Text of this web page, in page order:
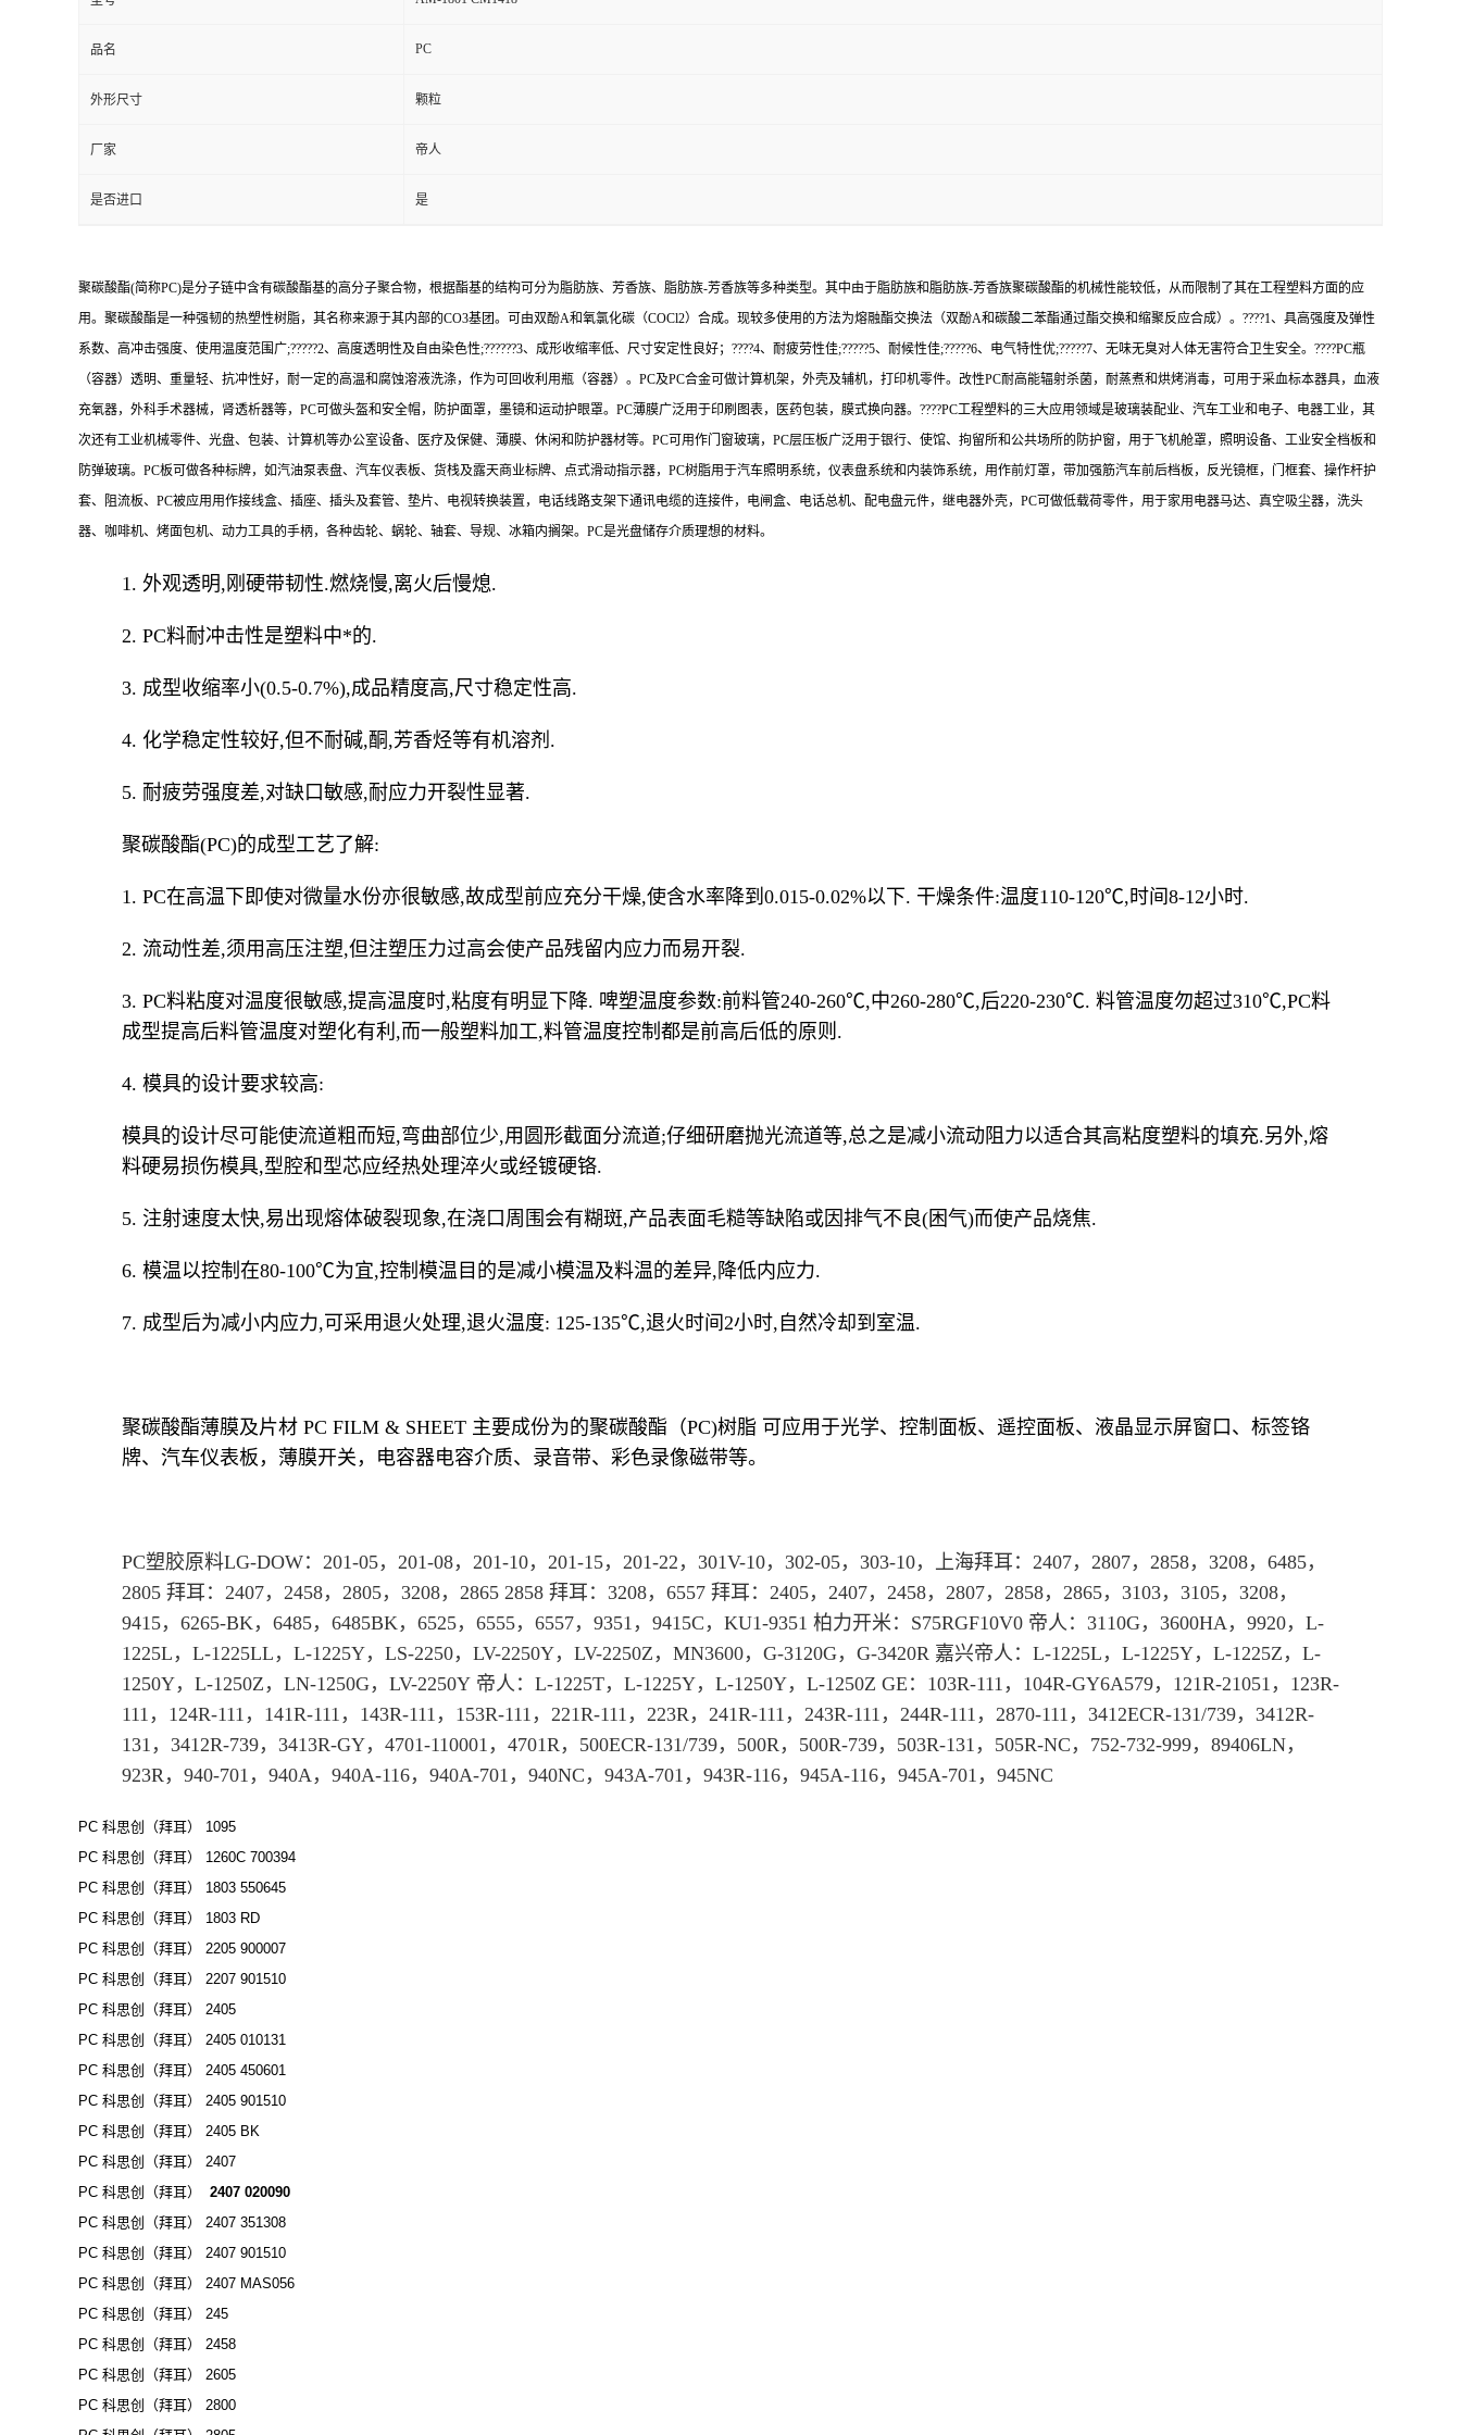
品名 PC
外形尺寸 颗粒
厂家 帝人
是否进口 是
聚碳酸酯(简称PC)是分子链中含有碳酸酯基的高分子聚合物，根据酯基的结构可分为脂肪族、芳香族、脂肪族-芳香族等多种类型。其中由于脂肪族和脂肪族-芳香族聚碳酸酯的机械性能较低，从而限制了其在工程塑料方面的应
用。聚碳酸酯是一种强韧的热塑性树脂，其名称来源于其内部的CO3基团。可由双酚A和氧氯化碳（COCl2）合成。现较多使用的方法为熔融酯交换法（双酚A和碳酸二苯酯通过酯交换和缩聚反应合成）。????1、具高强度及弹性
系数、高冲击强度、使用温度范围广;?????2、高度透明性及自由染色性;??????3、成形收缩率低、尺寸安定性良好；????4、耐疲劳性佳;?????5、耐候性佳;?????6、电气特性优;?????7、无味无臭对人体无害符合卫生安全。????PC瓶
（容器）透明、重量轻、抗冲性好，耐一定的高温和腐蚀溶液洗涤，作为可回收利用瓶（容器）。PC及PC合金可做计算机架，外壳及辅机，打印机零件。改性PC耐高能辐射杀菌，耐蒸煮和烘烤消毒，可用于采血标本器具，血液
充氧器，外科手术器械，肾透析器等，PC可做头盔和安全帽，防护面罩，墨镜和运动护眼罩。PC薄膜广泛用于印刷图表，医药包装，膜式换向器。????PC工程塑料的三大应用领域是玻璃装配业、汽车工业和电子、电器工业，其
次还有工业机械零件、光盘、包装、计算机等办公室设备、医疗及保健、薄膜、休闲和防护器材等。PC可用作门窗玻璃，PC层压板广泛用于银行、使馆、拘留所和公共场所的防护窗，用于飞机舱罩，照明设备、工业安全档板和
防弹玻璃。PC板可做各种标牌，如汽油泵表盘、汽车仪表板、货栈及露天商业标牌、点式滑动指示器，PC树脂用于汽车照明系统，仪表盘系统和内装饰系统，用作前灯罩，带加强筋汽车前后档板，反光镜框，门框套、操作杆护
套、阻流板、PC被应用用作接线盒、插座、插头及套管、垫片、电视转换装置，电话线路支架下通讯电缆的连接件，电闸盒、电话总机、配电盘元件，继电器外壳，PC可做低载荷零件，用于家用电器马达、真空吸尘器，洗头
器、咖啡机、烤面包机、动力工具的手柄，各种齿轮、蜗轮、轴套、导规、冰箱内搁架。PC是光盘储存介质理想的材料。
1. 外观透明,刚硬带韧性.燃烧慢,离火后慢熄.
2. PC料耐冲击性是塑料中*的.
3. 成型收缩率小(0.5-0.7%),成品精度高,尺寸稳定性高.
4. 化学稳定性较好,但不耐碱,酮,芳香烃等有机溶剂.
5. 耐疲劳强度差,对缺口敏感,耐应力开裂性显著.
聚碳酸酯(PC)的成型工艺了解:
1. PC在高温下即使对微量水份亦很敏感,故成型前应充分干燥,使含水率降到0.015-0.02%以下. 干燥条件:温度110-120℃,时间8-12小时.
2. 流动性差,须用高压注塑,但注塑压力过高会使产品残留内应力而易开裂.
3. PC料粘度对温度很敏感,提高温度时,粘度有明显下降. 啤塑温度参数:前料管240-260℃,中260-280℃,后220-230℃. 料管温度勿超过310℃,PC料
成型提高后料管温度对塑化有利,而一般塑料加工,料管温度控制都是前高后低的原则.
4. 模具的设计要求较高:
模具的设计尽可能使流道粗而短,弯曲部位少,用圆形截面分流道;仔细研磨抛光流道等,总之是减小流动阻力以适合其高粘度塑料的填充.另外,熔
料硬易损伤模具,型腔和型芯应经热处理淬火或经镀硬铬.
5. 注射速度太快,易出现熔体破裂现象,在浇口周围会有糊斑,产品表面毛糙等缺陷或因排气不良(困气)而使产品烧焦.
6. 模温以控制在80-100℃为宜,控制模温目的是减小模温及料温的差异,降低内应力.
7. 成型后为减小内应力,可采用退火处理,退火温度: 125-135℃,退火时间2小时,自然冷却到室温.
聚碳酸酯薄膜及片材 PC FILM & SHEET 主要成份为的聚碳酸酯（PC)树脂 可应用于光学、控制面板、遥控面板、液晶显示屏窗口、标签铬
牌、汽车仪表板，薄膜开关，电容器电容介质、录音带、彩色录像磁带等。
PC塑胶原料LG-DOW：201-05，201-08，201-10，201-15，201-22，301V-10，302-05，303-10， 上海拜耳 ：2407，2807，2858，3208，6485，
2805 拜耳 ：2407，2458， 2805，3208，2865 2858 拜耳 ：3208，6557 拜耳 ：2405，2407，2458，2807，2858，2865，3103，3105，3208，
9415，6265-BK，6485，6485BK，6525，6555，6557，9351，9415C，KU1-9351 柏力开米：S75RGF10V0 帝人：3110G，3600HA，9920，L-
1225L，L-1225LL，L-1225Y，LS-2250，LV-2250Y，LV-2250Z，MN3600，G-3120G，G-3420R 嘉兴帝人：L-1225L，L-1225Y，L-1225Z，L-
1250Y，L-1250Z，LN-1250G，LV-2250Y 帝人：L-1225T，L-1225Y，L-1250Y，L-1250Z GE：103R-111，104R-GY6A579，121R-21051，123R-
111，124R-111，141R-111，143R-111，153R-111，221R-111，223R，241R-111，243R-111，244R-111，2870-111，3412ECR-131/739，3412R-
131，3412R-739，3413R-GY，4701-110001，4701R，500ECR-131/739，500R，500R-739，503R-131，505R-NC，752-732-999，89406LN，
923R，940-701，940A，940A-116，940A-701，940NC，943A-701，943R-116，945A-116，945A-701，945NC
PC 科思创（拜耳） 1095
PC 科思创（拜耳） 1260C 700394
PC 科思创（拜耳） 1803 550645
PC 科思创（拜耳） 1803 RD
PC 科思创（拜耳） 2205 900007
PC 科思创（拜耳） 2207 901510
PC 科思创（拜耳） 2405
PC 科思创（拜耳） 2405 010131
PC 科思创（拜耳） 2405 450601
PC 科思创（拜耳） 2405 901510
PC 科思创（拜耳） 2405 BK
PC 科思创（拜耳） 2407
PC 科思创（拜耳） 2407 020090
PC 科思创（拜耳） 2407 351308
PC 科思创（拜耳） 2407 901510
PC 科思创（拜耳） 2407 MAS056
PC 科思创（拜耳） 245
PC 科思创（拜耳） 2458
PC 科思创（拜耳） 2605
PC 科思创（拜耳） 2800